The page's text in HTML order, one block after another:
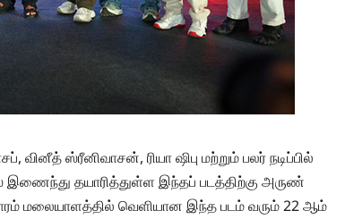
ஸ்ரீனிவாசன், ரியா ஷிபு மற்றும் பலர் நடிப்பில்
இணைந்து தயாரித்துள்ள இந்தப் படத்திற்கு அருண்
மலையாளத்தில் வெளியான இந்த படம் வரும் 22 ஆம்